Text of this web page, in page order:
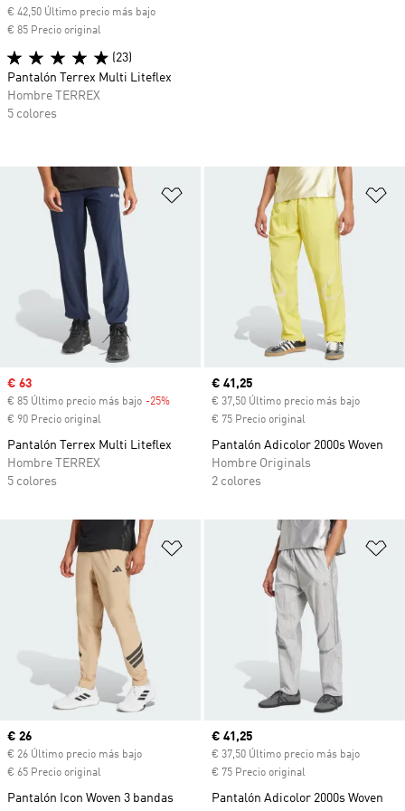
Añadir a la lista de deseos
Precio de venta
€ 63
€ 85 Último precio más bajo -25% Descuento
€ 90 Precio original
Pantalón Terrex Multi Liteflex
Hombre TERREX
5 colores
Precio actual
€ 41,25
€ 37,50 Último precio más bajo
€ 75 Precio original
Pantalón Adicolor 2000s Woven
Hombre Originals
2 colores
Añadir a la lista de deseos
Precio actual
€ 26
€ 26 Último precio más bajo
€ 65 Precio original
Pantalón Icon Woven 3 bandas
Precio actual
€ 41,25
€ 37,50 Último precio más bajo
€ 75 Precio original
Pantalón Adicolor 2000s Woven
€ 42,50 Último precio más bajo
€ 85 Precio original
(23)
Pantalón Terrex Multi Liteflex
Hombre TERREX
5 colores